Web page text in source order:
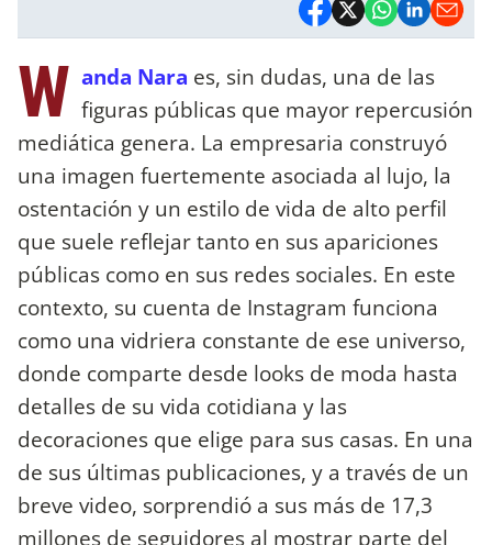
W anda Nara es, sin dudas, una de las
figuras públicas que mayor repercusión
mediática genera. La empresaria construyó
una imagen fuertemente asociada al lujo, la
ostentación y un estilo de vida de alto perfil
que suele reflejar tanto en sus apariciones
públicas como en sus redes sociales. En este
contexto, su cuenta de Instagram funciona
como una vidriera constante de ese universo,
donde comparte desde looks de moda hasta
detalles de su vida cotidiana y las
decoraciones que elige para sus casas. En una
de sus últimas publicaciones, y a través de un
breve video, sorprendió a sus más de 17,3
millones de seguidores al mostrar parte del